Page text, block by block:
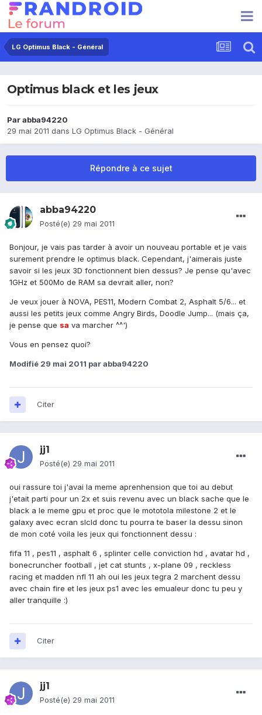
LG Optimus Black - Général
Optimus black et les jeux
Parabba94220
29 mai 2011 dans LG Optimus Black - Général
Répondre à ce sujet
abba94220
Posté(e) 29 mai 2011
Bonjour, je vais pas tarder à avoir un nouveau portable et je vais
surement prendre le optimus black. Cependant, j'aimerais juste
savoir si les jeux 3D fonctionnent bien dessus? Je pense qu'avec
1GHz et 500Mo de RAM sa devrait aller, non?
Je veux jouer à NOVA, PES11, Modern Combat 2, Asphalt 5/6... et
aussi les petits jeux comme Angry Birds, Doodle Jump... (mais ça,
je pense que sa va marcher ^^')
Vous en pensez quoi?
Modifié 29 mai 2011 par abba94220
Citer
jj1
Posté(e) 29 mai 2011
oui rassure toi j'avai la meme aprenhension que toi au debut
j'etait parti pour un 2x et suis revenu avec un black sache que le
black a le meme gpu et proc que le mototola milestone 2 et le
galaxy avec ecran slcld donc tu pourra te baser la dessu sinon
de mon coté voila les jeux qui fonctionnent dessu :
fifa 11 , pes11 , asphalt 6 , splinter celle conviction hd , avatar hd ,
bonecruncher football , jet cat stunts , x-plane 09 , reckless
racing et madden nfl 11 ah oui les jeux tegra 2 marchent dessu
avec chain fire et les jeux ps1 avec les emualeur donc tu peu y
aller tranquille :)
Citer
jj1
Posté(e) 29 mai 2011